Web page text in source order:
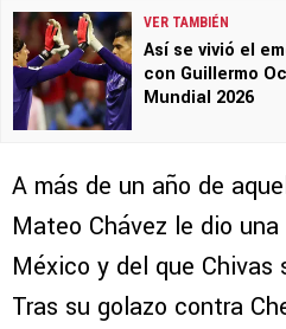
VER TAMBIÉN
Así se vivió el
con Guillermo
Mundial 2026
A más de un año de
Mateo Chávez le dio
México y del que Chivas
Tras su golazo contra